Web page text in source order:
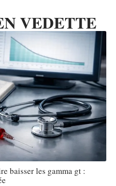
VEDETTE
baisser les gamma gt :